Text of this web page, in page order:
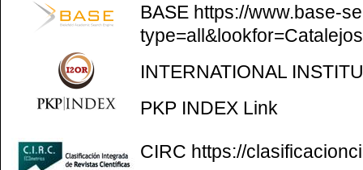
BASE https://www.base-
INTERNATIONAL
PKP INDEX Link
CIRC https://